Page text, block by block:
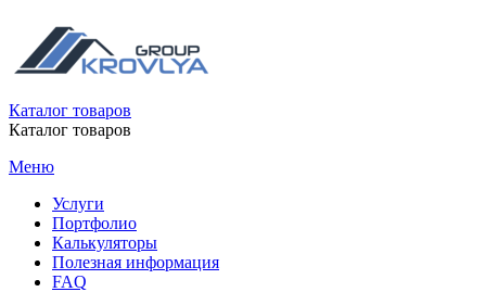
Каталог товаров
Каталог товаров
Меню
Услуги
Портфолио
Калькуляторы
Полезная информация
FAQ